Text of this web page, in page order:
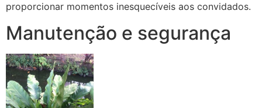
proporcionar momentos inesquecíveis aos convidados.
Manutenção e segurança